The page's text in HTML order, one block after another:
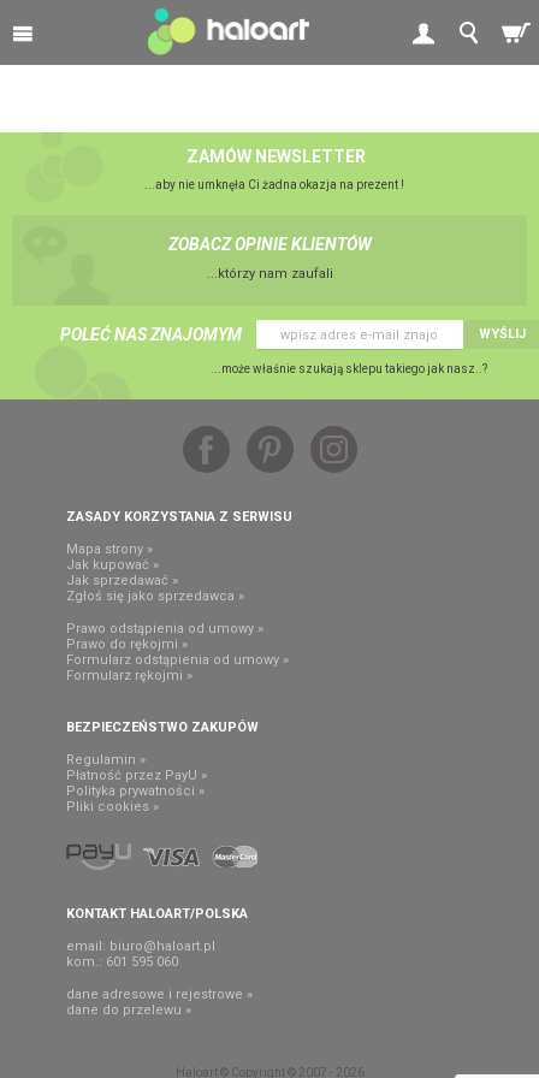
ZAMÓW NEWSLETTER
...aby nie umknęła Ci żadna okazja na prezent !
ZOBACZ OPINIE KLIENTÓW
...którzy nam zaufali
POLEĆ NAS ZNAJOMYM WYŚLIJ
...może właśnie szukają sklepu takiego jak nasz..?
ZASADY KORZYSTANIA Z SERWISU
Mapa strony »
Jak kupować »
Jak sprzedawać »
Zgłoś się jako sprzedawca »
Prawo odstąpienia od umowy »
Prawo do rękojmi »
Formularz odstąpienia od umowy »
Formularz rękojmi »
BEZPIECZEŃSTWO ZAKUPÓW
Regulamin »
Płatność przez PayU »
Polityka prywatności »
Pliki cookies »
KONTAKT HALOART/POLSKA
email: biuro@haloart.pl
kom.: 601 595 060
dane adresowe i rejestrowe »
dane do przelewu »
Haloart © Copyright © 2007 - 2026